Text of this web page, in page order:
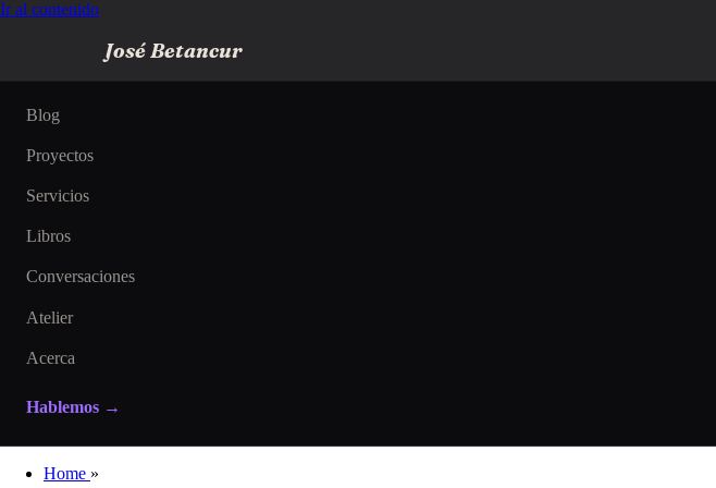
Ir al contenido
José Betancur
Blog
Proyectos
Servicios
Libros
Conversaciones
Atelier
Acerca
Hablemos →
Home »